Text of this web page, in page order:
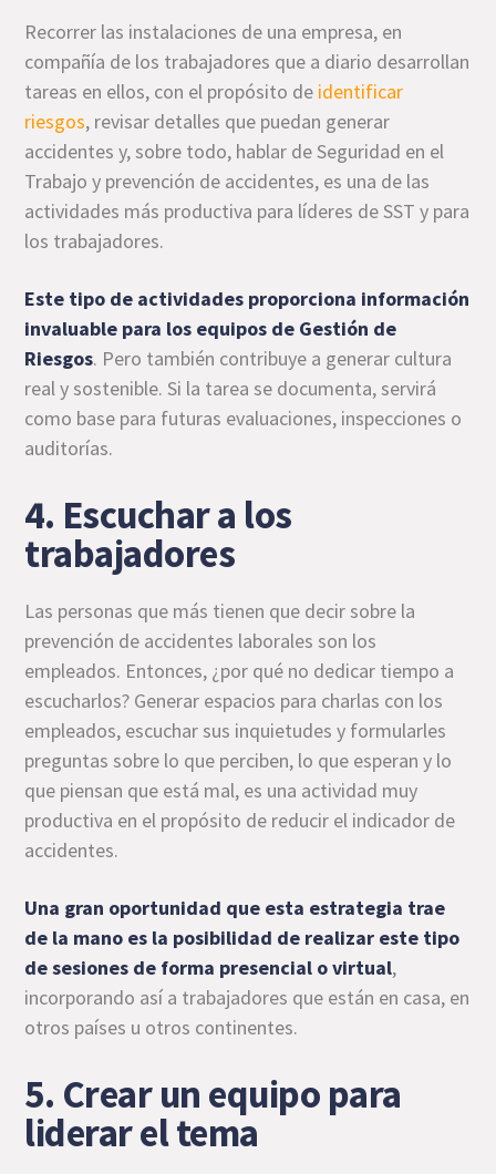
Recorrer las instalaciones de una empresa, en
compañía de los trabajadores que a diario desarrollan
tareas en ellos, con el propósito de identificar
riesgos, revisar detalles que puedan generar
accidentes y, sobre todo, hablar de Seguridad en el
Trabajo y prevención de accidentes, es una de las
actividades más productiva para líderes de SST y para
los trabajadores.
Este tipo de actividades proporciona información
invaluable para los equipos de Gestión de
Riesgos. Pero también contribuye a generar cultura
real y sostenible. Si la tarea se documenta, servirá
como base para futuras evaluaciones, inspecciones o
auditorías.
4. Escuchar a los
trabajadores
Las personas que más tienen que decir sobre la
prevención de accidentes laborales son los
empleados. Entonces, ¿por qué no dedicar tiempo a
escucharlos? Generar espacios para charlas con los
empleados, escuchar sus inquietudes y formularles
preguntas sobre lo que perciben, lo que esperan y lo
que piensan que está mal, es una actividad muy
productiva en el propósito de reducir el indicador de
accidentes.
Una gran oportunidad que esta estrategia trae
de la mano es la posibilidad de realizar este tipo
de sesiones de forma presencial o virtual,
incorporando así a trabajadores que están en casa, en
otros países u otros continentes.
5. Crear un equipo para
liderar el tema